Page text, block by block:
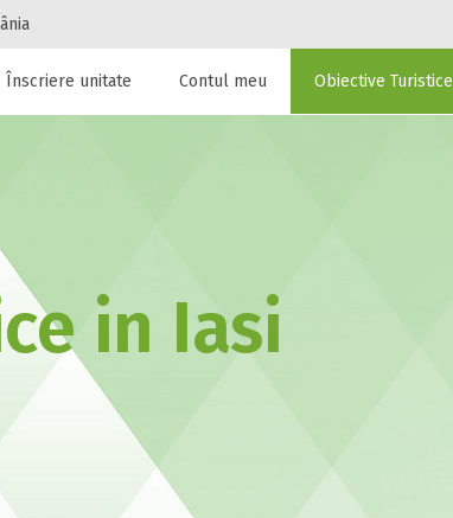
alte unitați de cazare la
Înscriere unitate Contul meu Obiective Turistice
in Iasi